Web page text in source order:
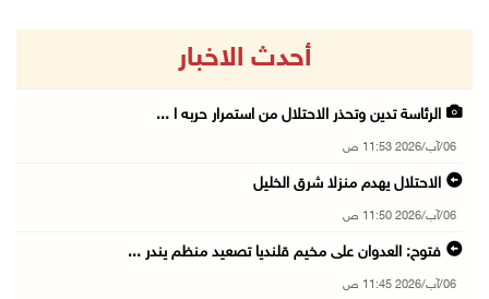
أحدث الاخبار
الرئاسة تدين وتحذر الاحتلال من استمرار حربه ا ...
06/آب/2026 11:53 ص
الاحتلال يهدم منزلا شرق الخليل
06/آب/2026 11:50 ص
فتوح: العدوان على مخيم قلنديا تصعيد منظم يندر ...
06/آب/2026 11:45 ص